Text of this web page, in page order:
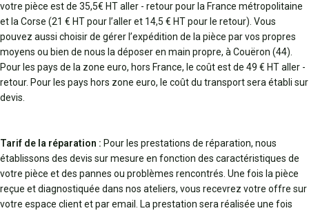
votre pièce est de 35,5€ HT aller - retour pour la France métropolitaine
et la Corse (21 € HT pour l’aller et 14,5 € HT pour le retour). Vous
pouvez aussi choisir de gérer l’expédition de la pièce par vos propres
moyens ou bien de nous la déposer en main propre, à Couëron (44).
Pour les pays de la zone euro, hors France, le coût est de 49 € HT aller -
retour. Pour les pays hors zone euro, le coût du transport sera établi sur
devis.
Tarif de la réparation : Pour les prestations de réparation, nous
établissons des devis sur mesure en fonction des caractéristiques de
votre pièce et des pannes ou problèmes rencontrés. Une fois la pièce
reçue et diagnostiquée dans nos ateliers, vous recevrez votre offre sur
votre espace client et par email. La prestation sera réalisée une fois